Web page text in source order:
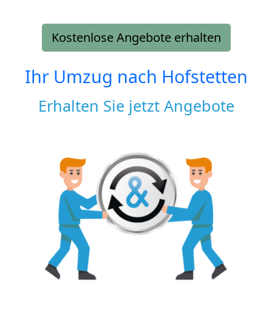
Kostenlose Angebote erhalten
Ihr Umzug nach Hofstetten
Erhalten Sie jetzt Angebote